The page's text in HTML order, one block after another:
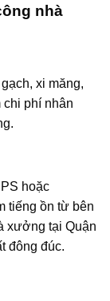
nhà
xi măng,
phí nhân
hoặc
tiếng ồn từ bên
xưởng tại Quận
đông đúc.